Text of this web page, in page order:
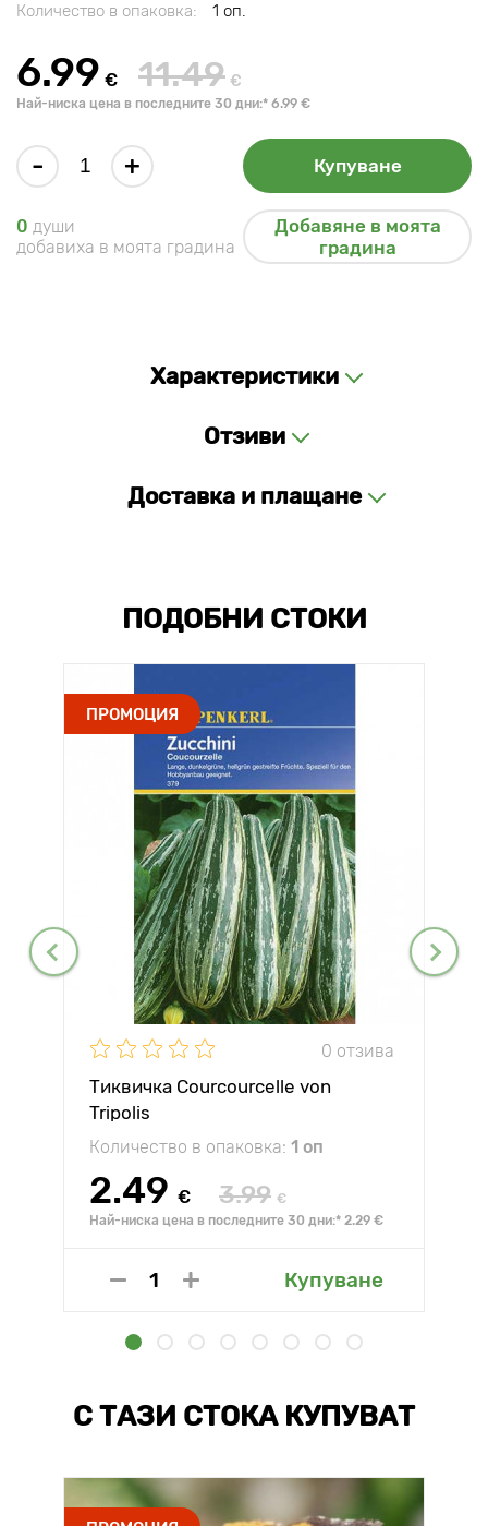
Количество в опаковка:
1 оп.
6.99 € 11.49 €
Най-ниска цена в последните 30 дни:* 6.99 €
- + Купуване
0 души
добавиха в моята градина
Добавяне в моята
градина
Характеристики
Отзиви
Доставка и плащане
ПОДОБНИ СТОКИ
ПРОМОЦИЯ
0 отзива
Тиквичка Courcourcelle von
Tripolis
Количество в опаковка: 1 оп
2.49 € 3.99 €
Най-ниска цена в последните 30 дни:* 2.29 €
Купуване
С ТАЗИ СТОКА КУПУВАТ